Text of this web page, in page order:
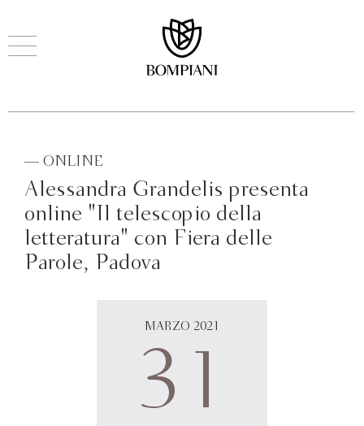
— ONLINE
Alessandra Grandelis presenta
online "Il telescopio della
letteratura" con Fiera delle
Parole, Padova
MARZO 2021
31